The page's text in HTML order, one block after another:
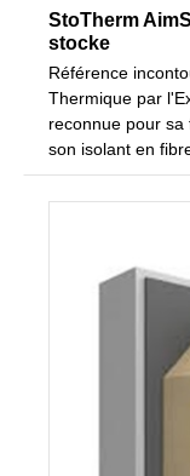
StoTherm
stocke
Référence
Thermique par
reconnue pour sa
son isolant en